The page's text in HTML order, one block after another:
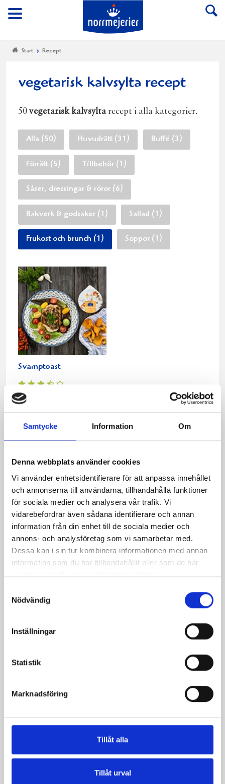
Samtycke Information Om
Denna webbplats använder cookies
Vi använder enhetsidentifierare för att anpassa innehållet
och annonserna till användarna, tillhandahålla funktioner
för sociala medier och analysera vår trafik. Vi
vidarebefordrar även sådana identifierare och annan
information från din enhet till de sociala medier och
annons- och analysföretag som vi samarbetar med.
Dessa kan i sin tur kombinera informationen med annan
information som du har tillhandahållit eller som de har
samlat in när du har använt deras tjänster.
Nödvändig
Inställningar
Statistik
Marknadsföring
Tillåt alla
Tillåt urval
Meny
Till Norrmejerier
Start Recept
vegetarisk kalvsylta recept
50 vegetarisk kalvsylta recept i alla kategorier.
Alla (50) Huvudrätt (31) Buffé (3)
Förrätt (5) Tillbehör (1)
Såser, dressingar & röror (6)
Bakverk & godsaker (1) Sallad (1)
Frukost och brunch (1) Soppor (1)
Svamptoast
Relaterade recept:
vegetarisk vegetaris vegetar
vege
ris
på
Facebook
på
Twitter
på
Pinterest
via
post
ut
Bäst i test: Norrmejeriers laktosfria
Vi kan stolt konstatera att vår laktosfria Mellanmjölk
är bäst i smaktest när norrlänningarna sagt sitt. Fler än
produkt vann testet.